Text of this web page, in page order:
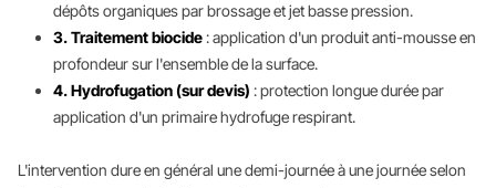
dépôts organiques par brossage et jet basse pression.
3. Traitement biocide: application d'un produit anti-mousse en
profondeur sur l'ensemble de la surface.
4. Hydrofugation (sur devis) : protection longue durée par
application d'un primaire hydrofuge respirant.
L'intervention dure en général une demi-journée à une journée selon